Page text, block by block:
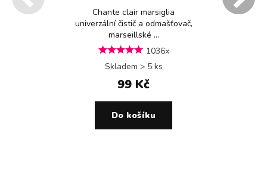
Chante clair marsiglia
univerzální čistič a odmašťovač,
marseillské ...
1036x
Skladem > 5 ks
99 Kč
Do košíku